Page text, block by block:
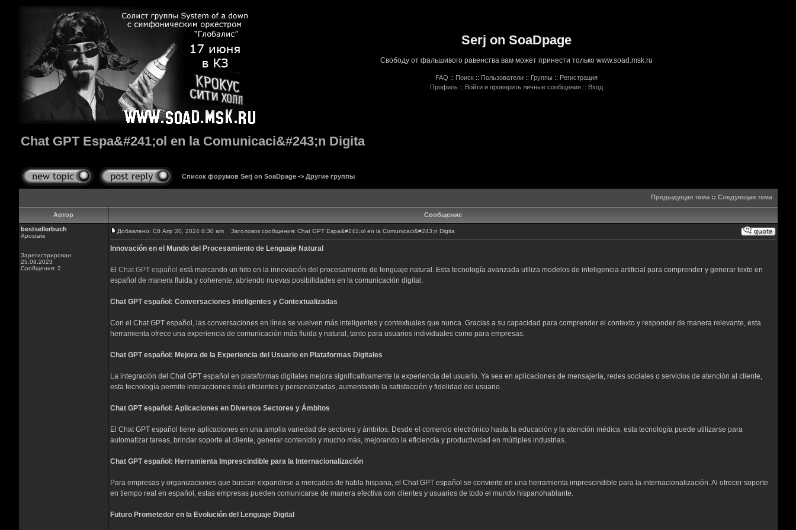
Serj on SoaDpage
Свободу от фальшивого равенства вам может принести только www.soad.msk.ru
FAQ :: Поиск :: Пользователи :: Группы :: Регистрация
Профиль :: Войти и проверить личные сообщения :: Вход
Chat GPT Espa&#241;ol en la Comunicaci&#243;n Digita
Список форумов Serj on SoaDpage-> Другие группы
Предыдущая тема:: Следующая тема
Автор
Сообщение
bestsellerbuch
Apostate
Зарегистрирован:
25.08.2023
Сообщения: 2
Добавлено: Сб Апр 20, 2024 8:30 am Заголовок сообщения: Chat GPT Espa&#241;ol en la Comunicaci&#243;n Digita
Innovación en el Mundo del Procesamiento de Lenguaje Natural
El Chat GPT español está marcando un hito en la innovación del procesamiento de lenguaje natural. Esta tecnología avanzada utiliza modelos de inteligencia artificial para comprender y generar texto en
español de manera fluida y coherente, abriendo nuevas posibilidades en la comunicación digital.
Chat GPT español: Conversaciones Inteligentes y Contextualizadas
Con el Chat GPT español, las conversaciones en línea se vuelven más inteligentes y contextuales que nunca. Gracias a su capacidad para comprender el contexto y responder de manera relevante, esta
herramienta ofrece una experiencia de comunicación más fluida y natural, tanto para usuarios individuales como para empresas.
Chat GPT español: Mejora de la Experiencia del Usuario en Plataformas Digitales
La integración del Chat GPT español en plataformas digitales mejora significativamente la experiencia del usuario. Ya sea en aplicaciones de mensajería, redes sociales o servicios de atención al cliente,
esta tecnología permite interacciones más eficientes y personalizadas, aumentando la satisfacción y fidelidad del usuario.
Chat GPT español: Aplicaciones en Diversos Sectores y Ámbitos
El Chat GPT español tiene aplicaciones en una amplia variedad de sectores y ámbitos. Desde el comercio electrónico hasta la educación y la atención médica, esta tecnología puede utilizarse para
automatizar tareas, brindar soporte al cliente, generar contenido y mucho más, mejorando la eficiencia y productividad en múltiples industrias.
Chat GPT español: Herramienta Imprescindible para la Internacionalización
Para empresas y organizaciones que buscan expandirse a mercados de habla hispana, el Chat GPT español se convierte en una herramienta imprescindible para la internacionalización. Al ofrecer soporte
en tiempo real en español, estas empresas pueden comunicarse de manera efectiva con clientes y usuarios de todo el mundo hispanohablante.
Futuro Prometedor en la Evolución del Lenguaje Digital